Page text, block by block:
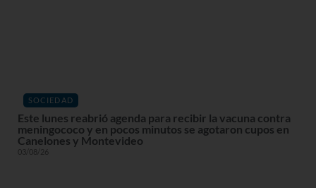
SOCIEDAD
Este lunes reabrió agenda para recibir la vacuna contra
meningococo y en pocos minutos se agotaron cupos en
Canelones y Montevideo
03/08/26